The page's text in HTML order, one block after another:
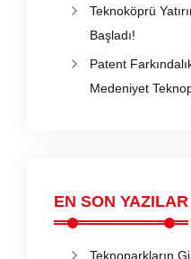
Teknoköprü
Başladı!
Patent
Medeniyet
EN SON YAZILAR
Teknoparkların